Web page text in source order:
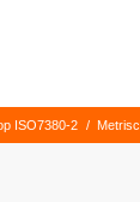
ISO7380-2 /